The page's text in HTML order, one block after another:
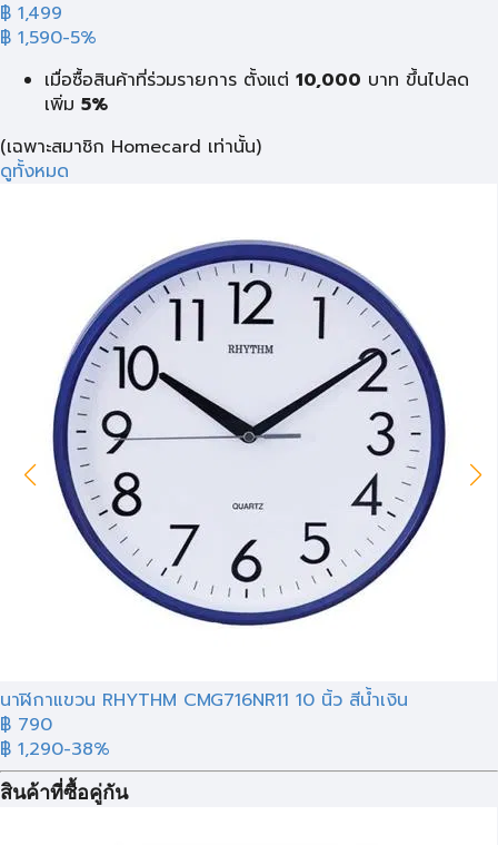
฿ 1,499
฿ 1,590-5%
เมื่อซื้อสินค้าที่ร่วมรายการ ตั้งแต่ 10,000 บาท ขึ้นไปลด
เพิ่ม 5%
(เฉพาะสมาชิก Homecard เท่านั้น)
ดูทั้งหมด
นาฬิกาแขวน RHYTHM CMG716NR11 10 นิ้ว สีน้ำเงิน
฿ 790
฿ 1,290-38%
สินค้าที่ซื้อคู่กัน